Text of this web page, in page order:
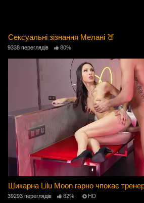
Сексуальні зізнання Мелані 🍑
9338 переглядів 80%
Шикарна Lilu Moon гарно чпокає
39293 переглядів 82% HD